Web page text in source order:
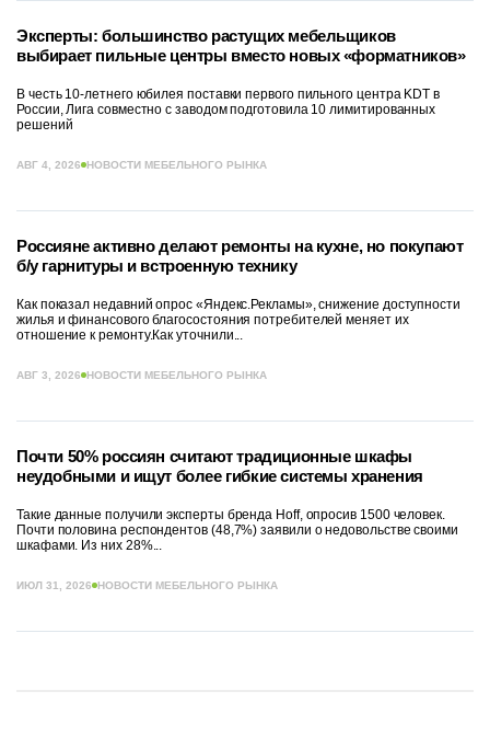
Эксперты: большинство растущих мебельщиков
выбирает пильные центры вместо новых «форматников»
В честь 10-летнего юбилея поставки первого пильного центра KDT в
России, Лига совместно с заводом подготовила 10 лимитированных
решений
АВГ 4, 2026 НОВОСТИ МЕБЕЛЬНОГО РЫНКА
Россияне активно делают ремонты на кухне, но покупают
б/у гарнитуры и встроенную технику
Как показал недавний опрос «Яндекс.Рекламы», снижение доступности
жилья и финансового благосостояния потребителей меняет их
отношение к ремонту.Как уточнили...
АВГ 3, 2026 НОВОСТИ МЕБЕЛЬНОГО РЫНКА
Почти 50% россиян считают традиционные шкафы
неудобными и ищут более гибкие системы хранения
Такие данные получили эксперты бренда Hoff, опросив 1500 человек.
Почти половина респондентов (48,7%) заявили о недовольстве своими
шкафами. Из них 28%...
ИЮЛ 31, 2026 НОВОСТИ МЕБЕЛЬНОГО РЫНКА